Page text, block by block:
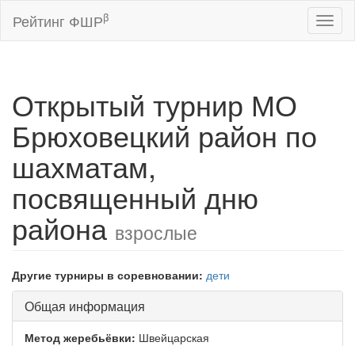
Рейтинг ФШРβ
Открытый турнир МО
Брюховецкий район по
шахматам,
посвященный дню
районавзрослые
Другие турниры в соревновании: дети
Общая информация
Метод жеребьёвки: Швейцарская